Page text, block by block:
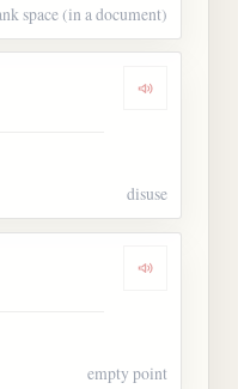
space (in a document)
Dengarkan
disuse
Dengarkan
empty point